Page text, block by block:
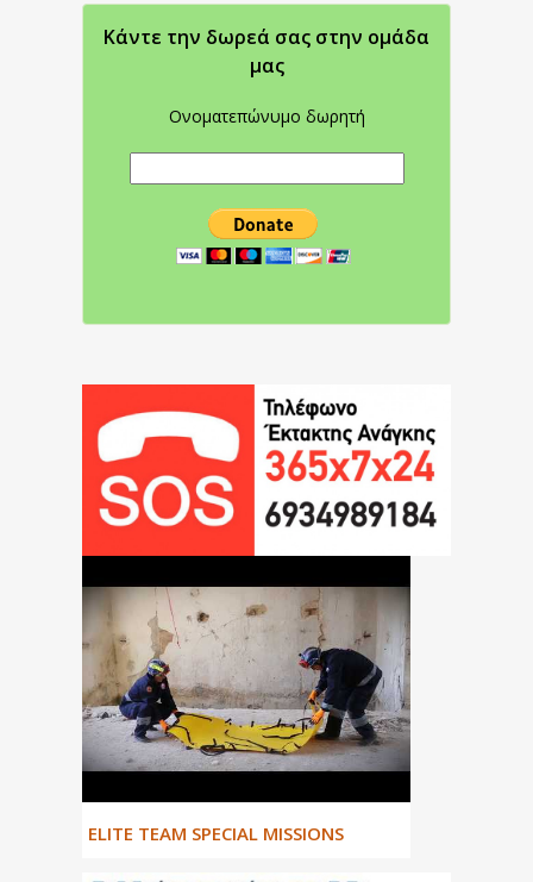
Κάντε την δωρεά σας στην oμάδα
μας
Ονοματεπώνυμο δωρητή
ΕLITE TEAM SPECIAL MISSIONS